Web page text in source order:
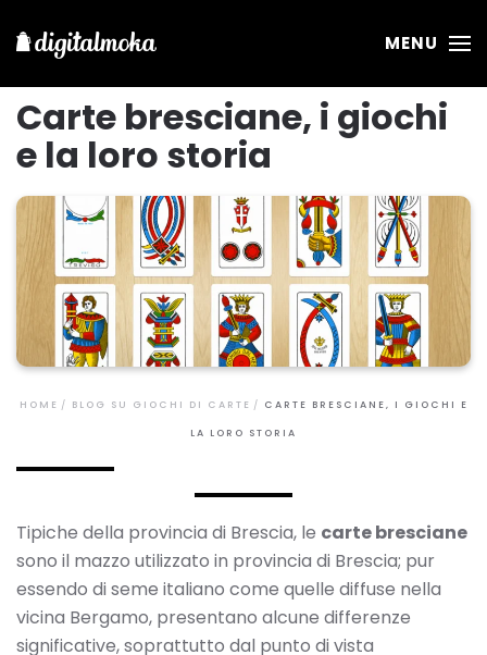
MENU
Carte bresciane, i giochi
e la loro storia
HOME BLOG SU GIOCHI DI CARTE CARTE BRESCIANE, I GIOCHI E
LA LORO STORIA
Tipiche della provincia di Brescia, le carte bresciane
sono il mazzo utilizzato in provincia di Brescia; pur
essendo di seme italiano come quelle diffuse nella
vicina Bergamo, presentano alcune differenze
significative, soprattutto dal punto di vista